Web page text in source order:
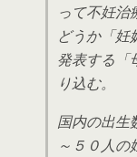
って不妊治
どうか「妊
発表する「
り込む。
国内の出生
～５０人